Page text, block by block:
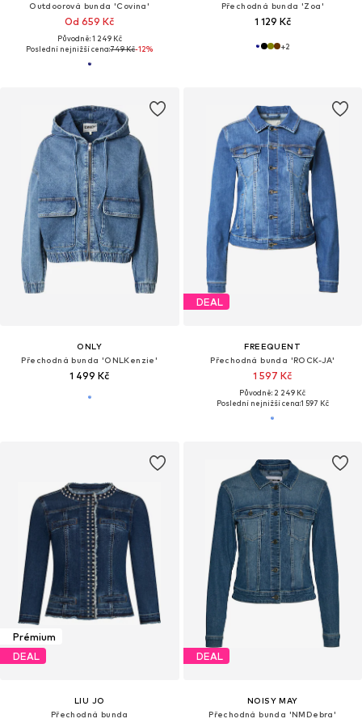
Outdoorová bunda 'Covina'
Od 659 Kč
Původně: 1 249 Kč
Poslední nejnižší cena:749 Kč-12%
Přechodná bunda 'Zoa'
1 129 Kč
+2
ONLY
Přechodná bunda 'ONLKenzie'
1 499 Kč
DEAL
FREEQUENT
Přechodná bunda 'ROCK-JA'
1 597 Kč
Původně: 2 249 Kč
Poslední nejnižší cena:1 597 Kč
Prémium
DEAL
LIU JO
Přechodná bunda
DEAL
NOISY MAY
Přechodná bunda 'NMDebra'